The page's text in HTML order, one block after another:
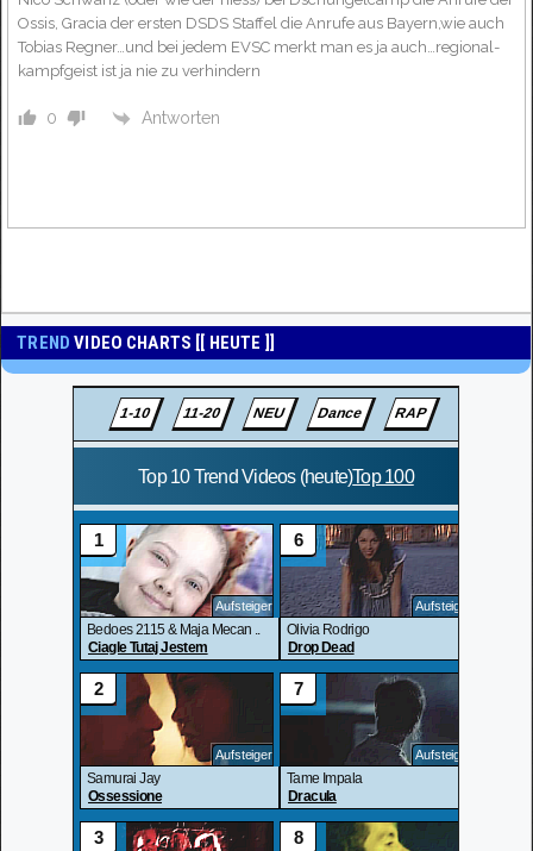
Ossis, Gracia der ersten DSDS Staffel die Anrufe aus Bayern,wie auch
Tobias Regner…und bei jedem EVSC merkt man es ja auch…regional-
kampfgeist ist ja nie zu verhindern
0 Antworten
TRENDVIDEO CHARTS [[ HEUTE ]]